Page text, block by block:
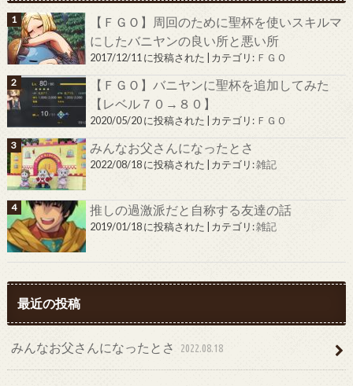
【ＦＧＯ】周回のために聖杯を使いスキルマ
にしたバニヤンの良い所と悪い所
2017/12/11 に投稿された カテゴリ: ＦＧＯ
【ＦＧＯ】バニヤンに聖杯を追加してみた
【レベル７０→８０】
2020/05/20 に投稿された カテゴリ: ＦＧＯ
みんなお父さんになったとさ
2022/08/18 に投稿された カテゴリ:雑記
推しの過激派だと自称する友達の話
2019/01/18 に投稿された カテゴリ:雑記
最近の投稿
みんなお父さんになったとさ 2022.08.18